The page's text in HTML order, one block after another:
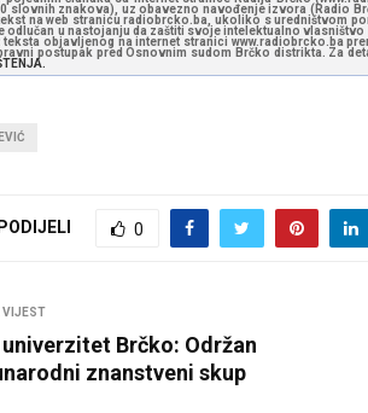
slovnih znakova), uz obavezno navođenje izvora (Radio
na web stranicu radiobrcko.ba, ukoliko s uredništvom
odlučan u nastojanju da zaštiti svoje intelektualno
objavljenog na internet stranici www.radiobrcko.ba
postupak pred Osnovnim sudom Brčko distrikta. Za
0
VIJEST
Brčko: Održan
znanstveni skup